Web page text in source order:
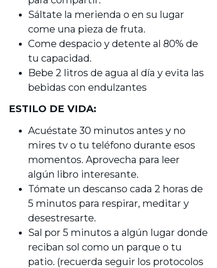
Sáltate la merienda o en su lugar
come una pieza de fruta.
Come despacio y detente al 80% de
tu capacidad.
Bebe 2 litros de agua al día y evita las
bebidas con endulzantes
ESTILO DE VIDA:
Acuéstate 30 minutos antes y no
mires tv o tu teléfono durante esos
momentos. Aprovecha para leer
algún libro interesante.
Tómate un descanso cada 2 horas de
5 minutos para respirar, meditar y
desestresarte.
Sal por 5 minutos a algún lugar donde
reciban sol como un parque o tu
patio. (recuerda seguir los protocolos